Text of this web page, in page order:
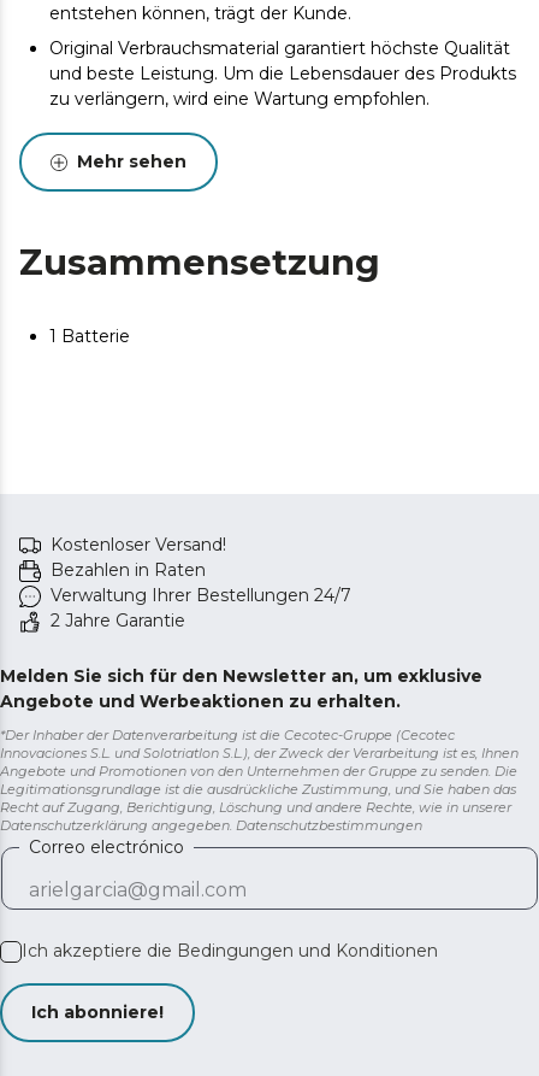
entstehen können, trägt der Kunde.
Original Verbrauchsmaterial garantiert höchste Qualität
und beste Leistung. Um die Lebensdauer des Produkts
zu verlängern, wird eine Wartung empfohlen.
Mehr sehen
Zusammensetzung
1 Batterie
Kostenloser Versand!
Bezahlen in Raten
Verwaltung Ihrer Bestellungen 24/7
2 Jahre Garantie
Melden Sie sich für den Newsletter an, um exklusive
Angebote und Werbeaktionen zu erhalten.
*Der Inhaber der Datenverarbeitung ist die Cecotec-Gruppe (Cecotec
Innovaciones S.L. und Solotriatlon S.L.), der Zweck der Verarbeitung ist es, Ihnen
Angebote und Promotionen von den Unternehmen der Gruppe zu senden. Die
Legitimationsgrundlage ist die ausdrückliche Zustimmung, und Sie haben das
Recht auf Zugang, Berichtigung, Löschung und andere Rechte, wie in unserer
Datenschutzerklärung angegeben. Datenschutzbestimmungen
Correo electrónico
Ich akzeptiere die Bedingungen und Konditionen
Ich abonniere!